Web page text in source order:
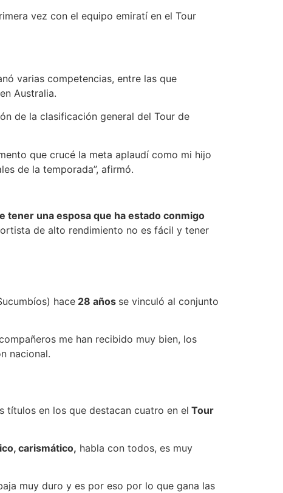
vez con el equipo emiratí en el Tour
varias competencias, entre las que
en Australia.
de la clasificación general del Tour de
que crucé la meta aplaudí como mi hijo
de la temporada”, afirmó.
tener una esposa que ha estado conmigo
de alto rendimiento no es fácil y tener
hace 28 años se vinculó al conjunto
me han recibido muy bien, los
nacional.
títulos en los que destacan cuatro en el Tour
carismático, habla con todos, es muy
muy duro y es por eso por lo que gana las